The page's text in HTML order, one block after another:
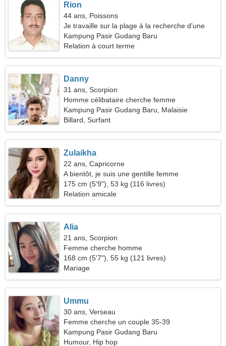
Rion
44 ans, Poissons
Je travaille sur la plage à la recherche d'une
femme exceptionnelle
Kampung Pasir Gudang Baru
Relation à court terme
Danny
31 ans, Scorpion
Homme célibataire cherche femme
Kampung Pasir Gudang Baru, Malaisie
Billard, Surfant
Zulaikha
22 ans, Capricorne
A bientôt, je suis une gentille femme
175 cm (5'9"), 53 kg (116 livres)
Relation amicale
Alia
21 ans, Scorpion
Femme cherche homme
168 cm (5'7"), 55 kg (121 livres)
Mariage
Ummu
30 ans, Verseau
Femme cherche un couple 35-39
Kampung Pasir Gudang Baru
Humour, Hip hop